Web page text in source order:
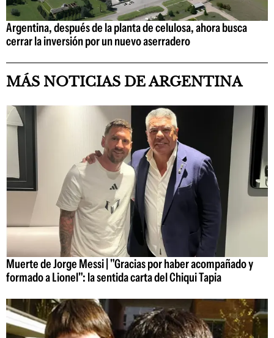
Argentina, después de la planta de celulosa, ahora busca
cerrar la inversión por un nuevo aserradero
MÁS NOTICIAS DE ARGENTINA
Muerte de Jorge Messi | "Gracias por haber acompañado y
formado a Lionel": la sentida carta del Chiqui Tapia